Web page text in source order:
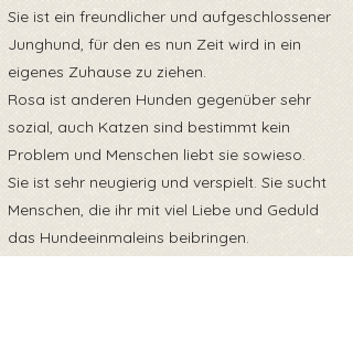
Sie ist ein freundlicher und aufgeschlossener
Junghund, für den es nun Zeit wird in ein
eigenes Zuhause zu ziehen.
Rosa ist anderen Hunden gegenüber sehr
sozial, auch Katzen sind bestimmt kein
Problem und Menschen liebt sie sowieso.
Sie ist sehr neugierig und verspielt. Sie sucht
Menschen, die ihr mit viel Liebe und Geduld
das Hundeeinmaleins beibringen.